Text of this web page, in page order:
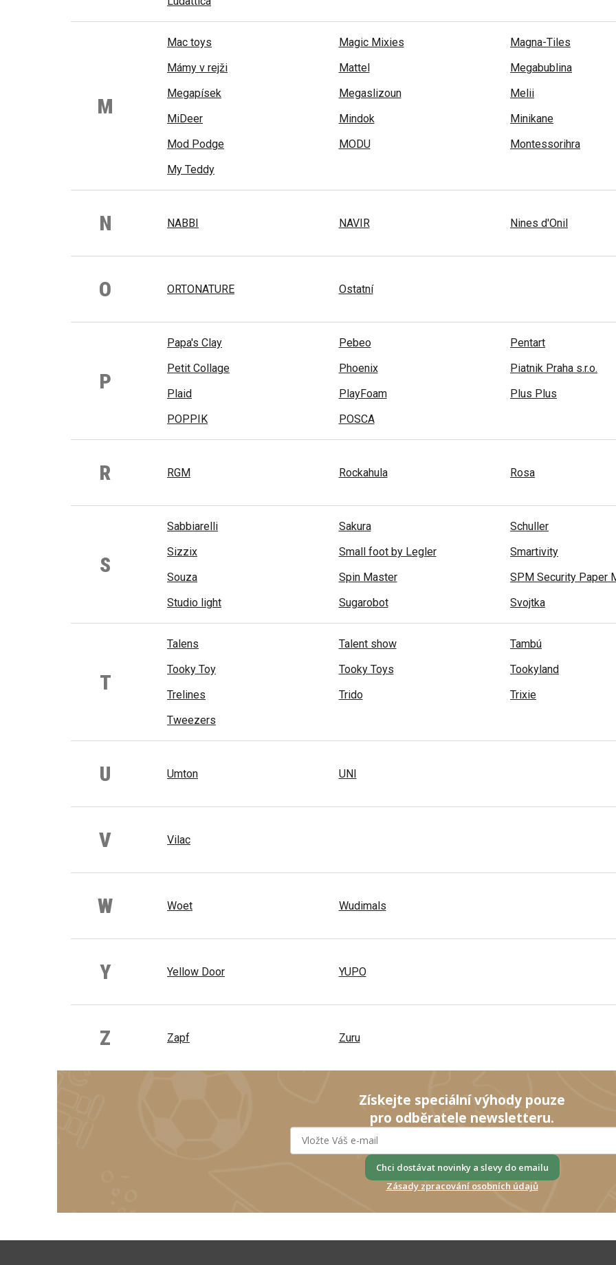
M
Mac toys Magic Mixies Magna-Tiles
Mámy v rejži
Mattel Megabublina
Megapísek
Megaslizoun Melii
MiDeer
Mindok Minikane
Mod Podge
MODU Montessorihra
My Teddy
N NABBI NAVIR Nines d'Onil
O ORTONATURE Ostatní
P
Papa's Clay Pebeo Pentart
Petit Collage
Phoenix Piatnik Praha s.r.o.
Plaid
PlayFoam Plus Plus
POPPIK
POSCA
R RGM Rockahula Rosa
S
Sabbiarelli Sakura Schuller
Sizzix
Small foot by Legler Smartivity
Souza
Spin Master SPM Security Paper
Studio light
Sugarobot Svojtka
T
Talens Talent show Tambú
Tooky Toy
Tooky Toys Tookyland
Trelines
Trido Trixie
Tweezers
U Umton UNI
V Vilac
W Woet Wudimals
Y Yellow Door YUPO
Z Zapf Zuru
Získejte speciální výhody pouze
pro odběratele newsletteru.
Chci dostávat novinky a slevy do emailu
Zásady zpracování osobních údajů